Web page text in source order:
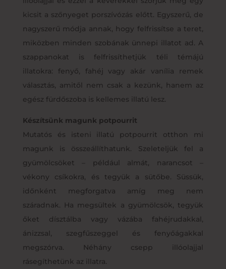
kicsit a szőnyeget porszívózás előtt. Egyszerű, de
nagyszerű módja annak, hogy felfrissítse a teret,
miközben minden szobának ünnepi illatot ad. A
szappanokat is felfrissíthetjük téli témájú
illatokra: fenyő, fahéj vagy akár vanília remek
választás, amitől nem csak a kezünk, hanem az
egész fürdőszoba is kellemes illatú lesz.
Készítsünk magunk potpourrit
Mutatós és isteni illatú potpourrit otthon mi
magunk is összeállíthatunk. Szeleteljük fel a
gyümölcsöket – például almát, narancsot –
vékony csíkokra, és tegyük a sütőbe. Süssük,
időnként megforgatva amíg meg nem
száradnak. Ha megsültek a gyümölcsök, tegyük
őket dísztálba vagy vázába fahéjrudakkal,
ánizzsal, szegfűszeggel és fenyőágakkal
megszórva. Néhány csepp illóolajjal
rásegíthetünk az illatra.